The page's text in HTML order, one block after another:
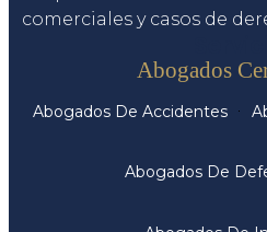
comerciales y casos de
Abogados
Abogados De Accidentes
Abogados De